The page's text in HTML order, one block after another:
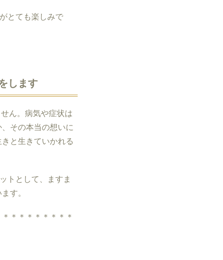
とても楽しみで
します
ん。病気や症状は
その本当の想いに
と生きていかれる
トとして、ますま
す。
＊＊＊＊＊＊＊＊